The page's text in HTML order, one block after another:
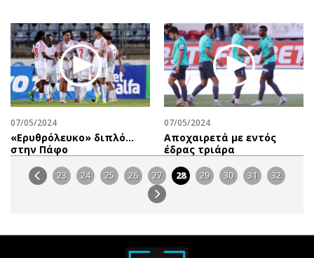
07/05/2024
«Ερυθρόλευκο» διπλό…
στην Πάφο
07/05/2024
Αποχαιρετά με εντός
έδρας τριάρα
23 24 25 26 27 28 29 30 31 32